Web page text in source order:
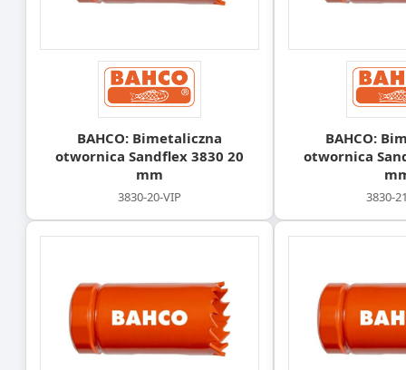
BAHCO: Bimetaliczna
otwornica Sandflex 3830 20
mm
3830-20-VIP
BAHCO:
otwornica
3830-